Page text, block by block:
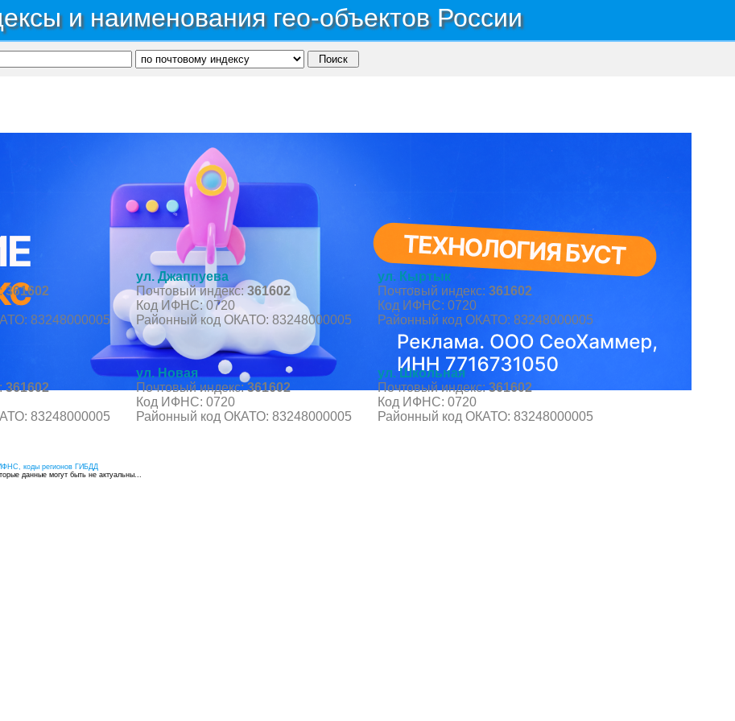
и наименования гео-объектов России
Район Эльбрусский
361602
83248000005
ул. Джаппуева
Почтовый индекс: 361602
Код ИФНС: 0720
Районный код ОКАТО: 83248000005
ул. Кыртык
Почтовый индекс: 361602
Код ИФНС: 0720
Районный код ОКАТО: 83248000005
361602
83248000005
ул. Новая
Почтовый индекс:361602
Код ИФНС: 0720
Районный код ОКАТО: 83248000005
ул. Школьная
Почтовый индекс:361602
Код ИФНС: 0720
Районный код ОКАТО: 83248000005
коды регионов ГИБДД
данные могут быть не актуальны...